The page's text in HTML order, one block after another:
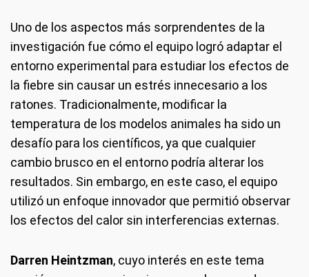
Uno de los aspectos más sorprendentes de la
investigación fue cómo el equipo logró adaptar el
entorno experimental para estudiar los efectos de
la fiebre sin causar un estrés innecesario a los
ratones. Tradicionalmente, modificar la
temperatura de los modelos animales ha sido un
desafío para los científicos, ya que cualquier
cambio brusco en el entorno podría alterar los
resultados. Sin embargo, en este caso, el equipo
utilizó un enfoque innovador que permitió observar
los efectos del calor sin interferencias externas.
Darren Heintzman, cuyo interés en este tema